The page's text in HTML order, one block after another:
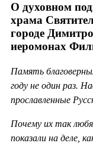
О духовном
храма
городе
иеромонах
Память
году не один раз.
прославленные
Почему их так
показали на деле,